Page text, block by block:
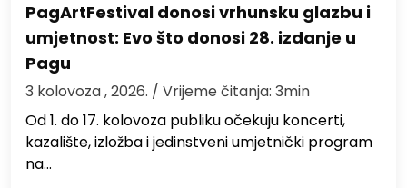
PagArtFestival donosi vrhunsku glazbu i
umjetnost: Evo što donosi 28. izdanje u
Pagu
3 kolovoza , 2026. / Vrijeme čitanja: 3min
Od 1. do 17. kolovoza publiku očekuju koncerti,
kazalište, izložba i jedinstveni umjetnički program
na…